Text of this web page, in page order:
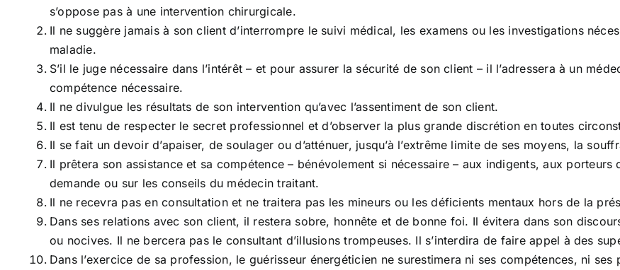
s’oppose pas à une intervention chirurgicale.
Il ne suggère jamais à son client d’interrompre le suivi médical, les examens ou les investigations
maladie.
S’il le juge nécessaire dans l’intérêt – et pour assurer la sécurité de son client – il l’adressera à un
compétence nécessaire.
Il ne divulgue les résultats de son intervention qu’avec l’assentiment de son client.
Il est tenu de respecter le secret professionnel et d’observer la plus grande discrétion en toutes
Il se fait un devoir d’apaiser, de soulager ou d’atténuer, jusqu’à l’extrême limite de ses moyens, la
Il prêtera son assistance et sa compétence – bénévolement si nécessaire – aux indigents, aux
demande ou sur les conseils du médecin traitant.
Il ne recevra pas en consultation et ne traitera pas les mineurs ou les déficients mentaux hors de la
Dans ses relations avec son client, il restera sobre, honnête et de bonne foi. Il évitera dans son
ou nocives. Il ne bercera pas le consultant d’illusions trompeuses. Il s’interdira de faire appel à des
Dans l’exercice de sa profession, le guérisseur énergéticien ne surestimera ni ses compétences, ni